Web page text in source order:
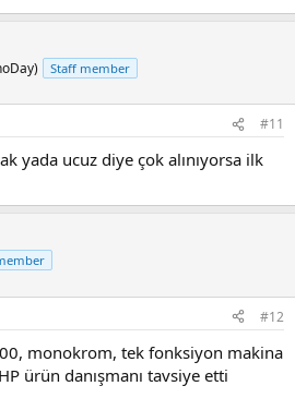
Staff member
#11
yada ucuz diye çok alınıyorsa ilk
#12
monokrom, tek fonksiyon makina
ürün danışmanı tavsiye etti